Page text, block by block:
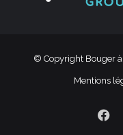
© Copyright Bouger
Mentions